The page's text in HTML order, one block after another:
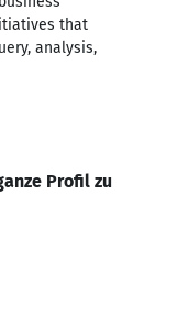
that
analysis,
Profil zu